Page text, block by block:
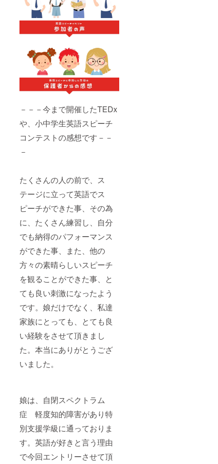
－－－今まで開催したTEDx
や、小中学生英語スピーチ
コンテストの感想です－－
－
たくさんの人の前で、ス
テージに立って英語でス
ピーチができた事、その為
に、たくさん練習し、自分
でも納得のパフォーマンス
ができた事、また、他の
方々の素晴らしいスピーチ
を観ることができた事、と
ても良い刺激になったよう
です。娘だけでなく、私達
家族にとっても、とても良
い経験をさせて頂きまし
た。本当にありがとうござ
いました。
娘は、自閉スペクトラム
症 軽度知的障害があり特
別支援学級に通っておりま
す。英語が好きと言う理由
で今回エントリーさせて頂